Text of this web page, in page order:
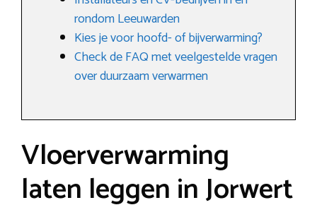
rondom Leeuwarden
Kies je voor hoofd- of bijverwarming?
Check de FAQ met veelgestelde vragen
over duurzaam verwarmen
Vloerverwarming
laten leggen in Jorwert